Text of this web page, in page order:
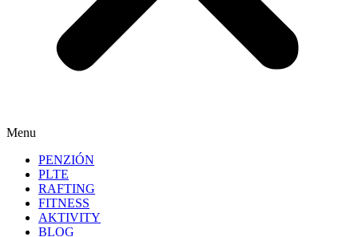
Menu
PENZIÓN
PLTE
RAFTING
FITNESS
AKTIVITY
BLOG